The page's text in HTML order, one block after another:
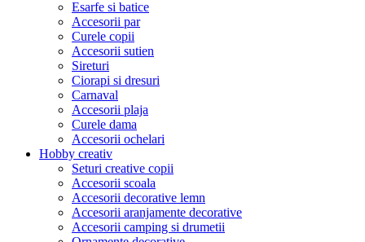
Esarfe si batice
Accesorii par
Curele copii
Accesorii sutien
Sireturi
Ciorapi si dresuri
Carnaval
Accesorii plaja
Curele dama
Accesorii ochelari
Hobby creativ
Seturi creative copii
Accesorii scoala
Accesorii decorative lemn
Accesorii aranjamente decorative
Accesorii camping si drumetii